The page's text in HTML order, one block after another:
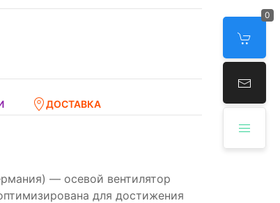
0
ДОСТАВКА
— осевой вентилятор
для достижения